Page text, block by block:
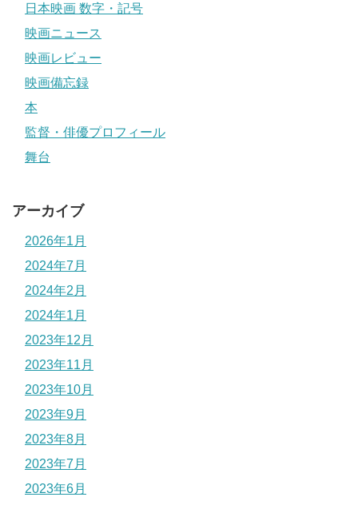
日本映画 数字・記号
映画ニュース
映画レビュー
映画備忘録
本
監督・俳優プロフィール
舞台
アーカイブ
2026年1月
2024年7月
2024年2月
2024年1月
2023年12月
2023年11月
2023年10月
2023年9月
2023年8月
2023年7月
2023年6月